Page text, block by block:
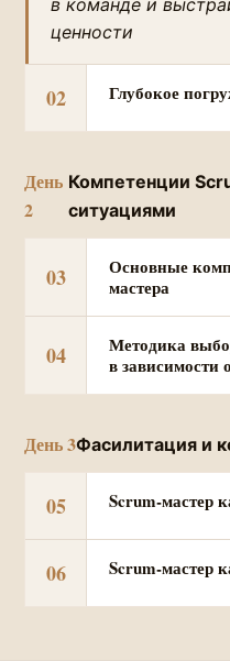
ценности
02 Глубокое
День
2
Компетенции
ситуациями
03
Основные
мастера
04
Методика
в зависимости
День 3Фасилитация и
05 Scrum-мастер
06 Scrum-мастер